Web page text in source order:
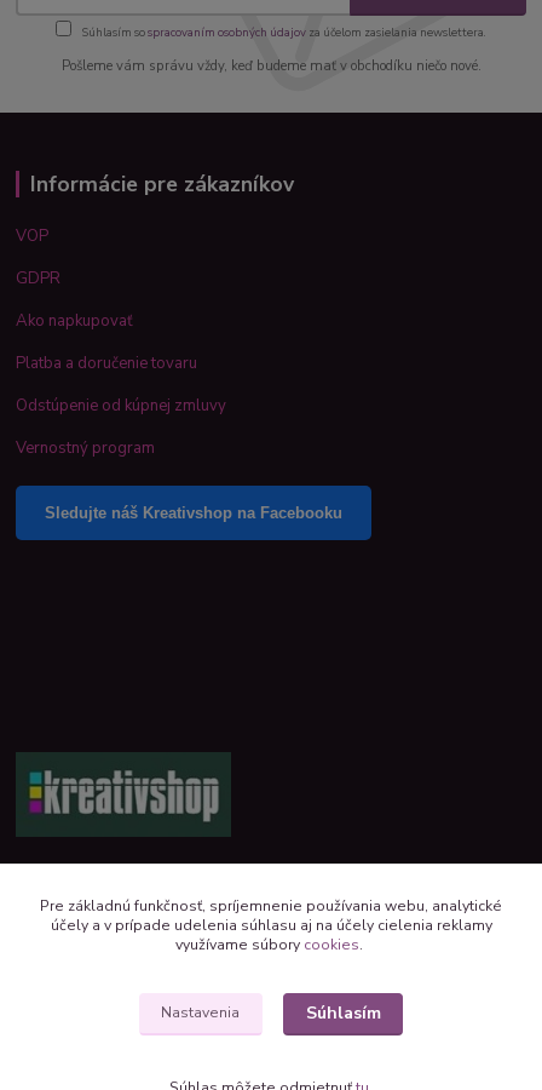
Súhlasím sospracovaním osobných údajov za účelom zasielania newslettera.
Pošleme vám správu vždy, keď budeme mať v obchodíku niečo nové.
Informácie pre zákazníkov
VOP
GDPR
Ako napkupovať
Platba a doručenie tovaru
Odstúpenie od kúpnej zmluvy
Vernostný program
Sledujte náš Kreativshop na Facebooku
kreativshop@kreativshop.sk
Pre základnú funkčnosť, spríjemnenie používania webu, analytické
účely a v prípade udelenia súhlasu aj na účely cielenia reklamy
využívame súbory cookies.
Nastavenia Súhlasím